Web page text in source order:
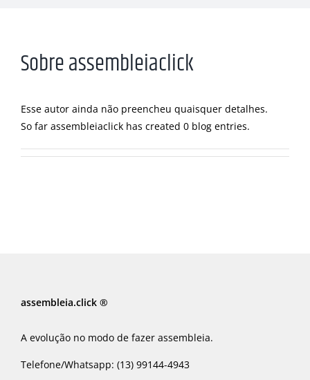
Sobreassembleiaclick
Esse autor ainda não preencheu quaisquer detalhes.
So far assembleiaclick has created 0 blog entries.
assembleia.click ®
A evolução no modo de fazer assembleia.
Telefone/Whatsapp: (13) 99144-4943